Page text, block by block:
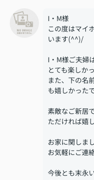
I・M様
この度はマイ
います(^^)/
I・M様ご夫婦
とても楽しか
また、下の名
も嬉しかったで
素敵なご新居
ただければ嬉
お家に関しま
お気軽にご連
今後とも末永